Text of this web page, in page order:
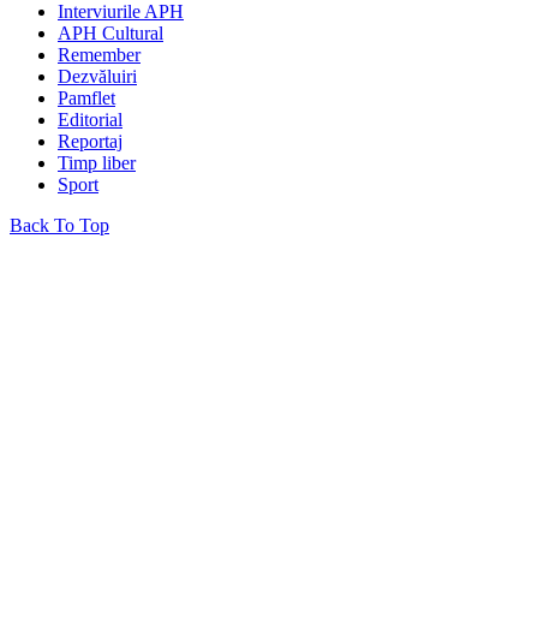
Interviurile APH
APH Cultural
Remember
Dezvăluiri
Pamflet
Editorial
Reportaj
Timp liber
Sport
Back To Top